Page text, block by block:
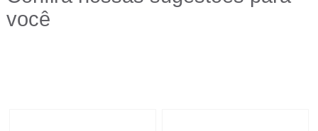
você